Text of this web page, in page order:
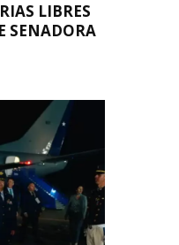
LIBRES
SENADORA